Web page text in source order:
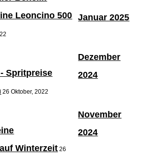
Leoncino 500
Spritpreise
26 Oktober, 2022
Winterzeit 26
Januar 2025
Dezember
2024
November
2024